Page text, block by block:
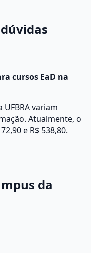
cursos EaD na
variam
Atualmente, o
e R$ 538,80.
da